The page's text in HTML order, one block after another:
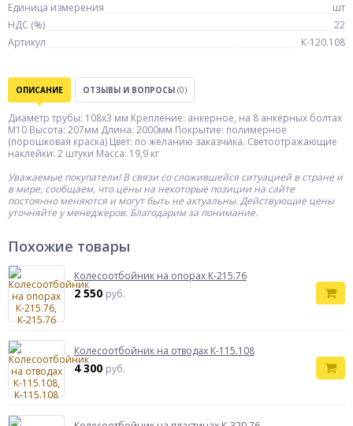
Единица измерения
шт
НДС (%)
22
Артикул
К-120.108
ОПИСАНИЕ ОТЗЫВЫ И ВОПРОСЫ (0)
Диаметр трубы: 108х3 мм Крепление: анкерное, на 8 анкерных болтах
М10 Высота: 207мм Длина: 2000мм Покрытие: полимерное
(порошковая краска) Цвет: по желанию заказчика. Светоотражающие
наклейки: 2 штуки Масса: 19,9 кг
Уважаемые покупатели! В связи со сложившейся ситуацией в стране и
в мире, сообщаем, что цены на некоторые позиции на сайте
постоянно меняются и могут быть не актуальны. Действующие цены
уточняйте у менеджеров. Благодарим за понимание.
Похожие товары
Колесоотбойник на опорах К-215.76
2 550 руб.
Колесоотбойник на отводах К-115.108
4 300 руб.